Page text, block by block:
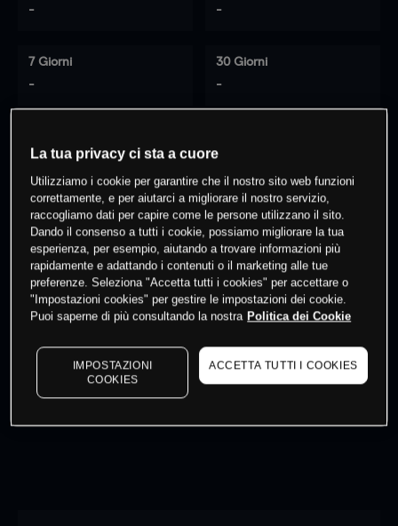
- -
7 Giorni
-
30 Giorni
-
0 % dei clienti hanno posizioni
questo prodotto
Fai trading
I prezzi sono solo indicativi. Accediper vedere gli ultimi
dati di mercato
to see latest market data
La tua privacy ci sta a cuore
Utilizziamo i cookie per garantire che il nostro sito web funzioni
correttamente, e per aiutarci a migliorare il nostro servizio,
raccogliamo dati per capire come le persone utilizzano il sito.
Dando il consenso a tutti i cookie, possiamo migliorare la tua
esperienza, per esempio, aiutando a trovare informazioni più
rapidamente e adattando i contenuti o il marketing alle tue
preferenze. Seleziona "Accetta tutti i cookies" per accettare o
"Impostazioni cookies" per gestire le impostazioni dei cookie.
Puoi saperne di più consultando la nostra Politica dei Cookie
IMPOSTAZIONI
COOKIES
ACCETTA TUTTI I COOKIES